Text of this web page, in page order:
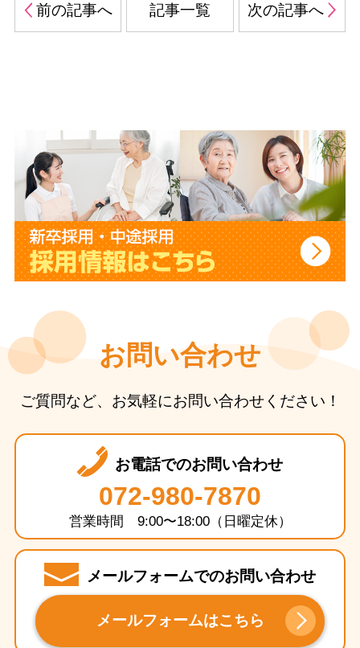
前の記事へ 次の記事へ
記事一覧
お問い合わせ
ご質問など、お気軽にお問い合わせください！
お電話でのお問い合わせ
072-980-7870
営業時間 9:00〜18:00（日曜定休）
メールフォームでのお問い合わせ
メールフォームはこちら